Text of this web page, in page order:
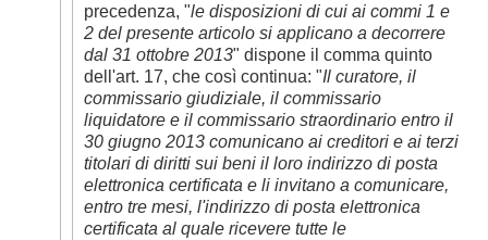
precedenza, "le disposizioni di cui ai commi 1 e
2 del presente articolo si applicano a decorrere
dal 31 ottobre 2013" dispone il comma quinto
dell'art. 17, che così continua: "Il curatore, il
commissario giudiziale, il commissario
liquidatore e il commissario straordinario entro il
30 giugno 2013 comunicano ai creditori e ai terzi
titolari di diritti sui beni il loro indirizzo di posta
elettronica certificata e li invitano a comunicare,
entro tre mesi, l'indirizzo di posta elettronica
certificata al quale ricevere tutte le